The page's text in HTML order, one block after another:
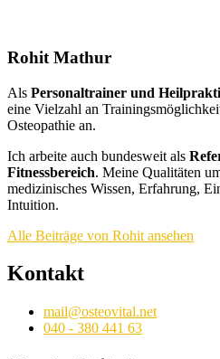
Rohit Mathur
Als Personaltrainer und
eine Vielzahl an
Osteopathie an.
Ich arbeite auch bundesweit als
Fitnessbereich. Meine Qualitäten
medizinisches Wissen, Erfahrung,
Intuition.
Alle Beiträge von Rohit ansehen
Kontakt
mail@osteovital.net
040 - 380 441 63